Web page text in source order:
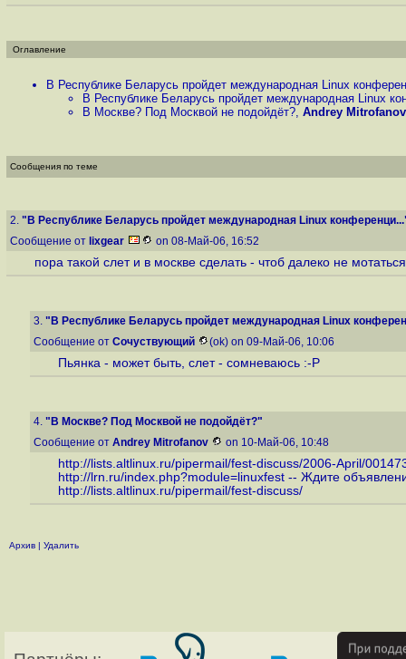
Оглавление
В Республике Беларусь пройдет международная Linux
В Республике Беларусь пройдет международная Linux
В Москве? Под Москвой не подойдёт?, Andrey Mitrofanov
Сообщения по теме
2. "В Республике Беларусь пройдет международная Linux
Сообщение от lixgear on 08-Май-06, 16:52
пора такой слет и в москве сделать - чтоб далеко не
3. "В Республике Беларусь пройдет международная Linux
Сообщение от Сочуствующий (ok) on 09-Май-06, 10:06
Пьянка - может быть, слет - сомневаюсь :-P
4. "В Москве? Под Москвой не подойдёт?"
Сообщение от Andrey Mitrofanov on 10-Май-06, 10:48
http://lists.altlinux.ru/pipermail/fest-discuss/2006-April/
http://lrn.ru/index.php?module=linuxfest-- Ждите
http://lists.altlinux.ru/pipermail/fest-discuss/
Архив | Удалить